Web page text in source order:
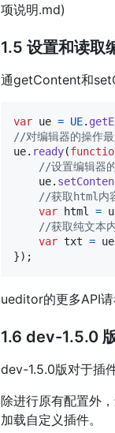
项说明.md)
1.5 设置和读取
通getContent和
var ue = UE.
//对编辑器的操作
ue. ready(
//设置编辑器
ue.
//获取html内
var
html =
//获取纯文本
var txt = ue
}) ;
ueditor的更多API
1.6 dev-1.5.0
dev-1.5.0版对于插
除进行原有配置外
加载自定义插件。